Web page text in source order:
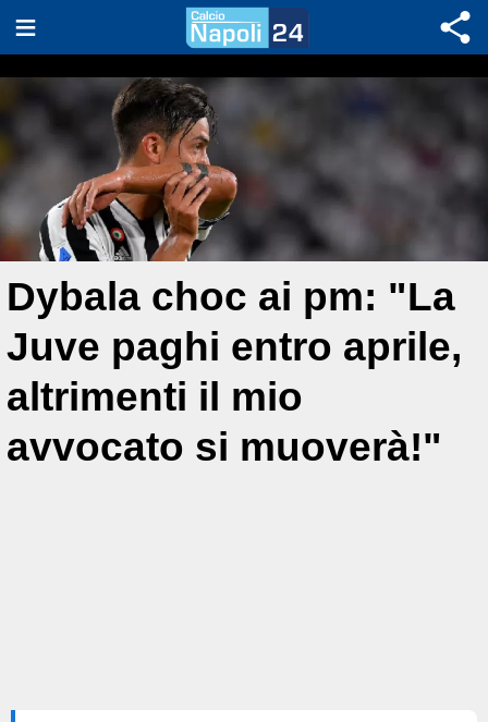
Dybala choc ai pm: "La
Juve paghi entro aprile,
altrimenti il mio
avvocato si muoverà!"